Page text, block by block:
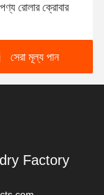
রোলার ক্রোবার
সেরা মূল্য পান
Factory